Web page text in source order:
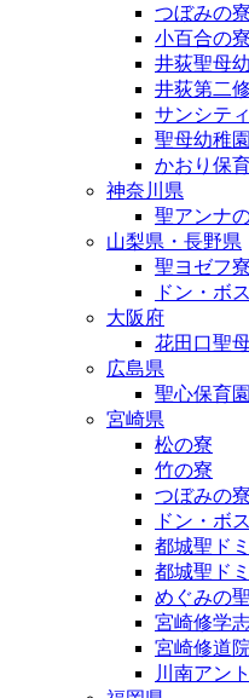
つぼみの寮
小百合の寮
井荻聖母
井荻第二
サンシテ
聖母幼稚
かおり保
神奈川県
聖アンナ
山梨県・長野県
聖ヨゼフ寮
ドン・ボ
大阪府
花田口聖
広島県
聖心保育園
宮崎県
松の寮
竹の寮
つぼみの寮
ドン・ボ
都城聖ド
都城聖ド
めぐみの
宮崎修学
宮崎修道院
川南アン